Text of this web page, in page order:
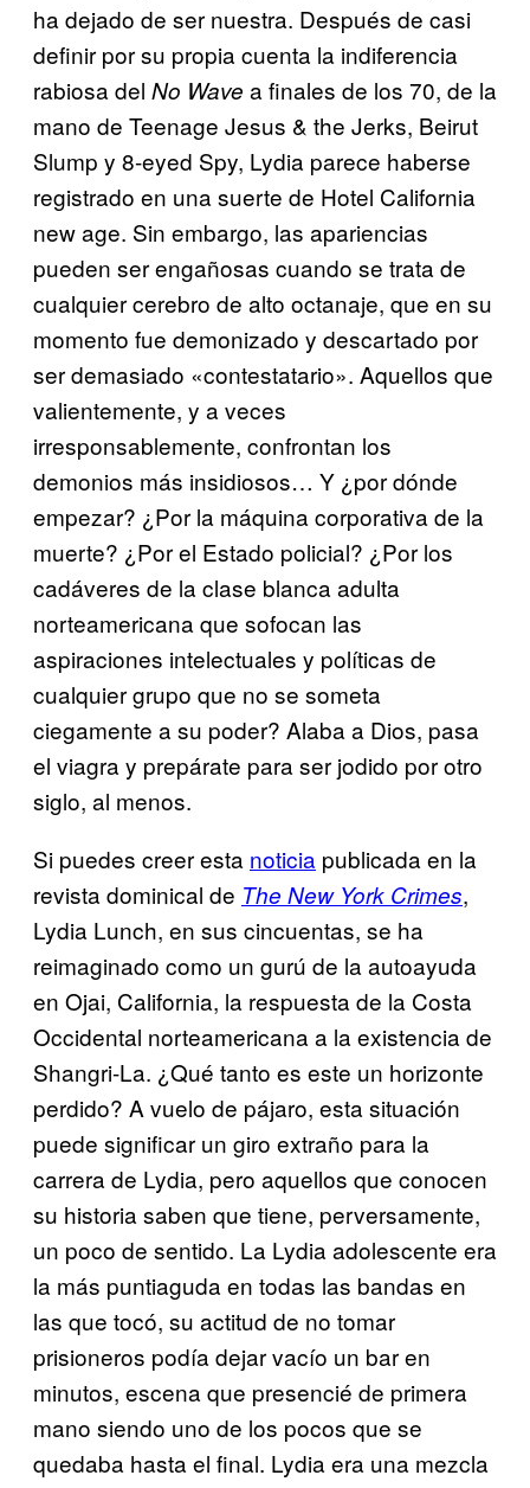
ha dejado de ser nuestra. Después de casi
definir por su propia cuenta la indiferencia
rabiosa del No Wave a finales de los 70, de la
mano de Teenage Jesus & the Jerks, Beirut
Slump y 8-eyed Spy, Lydia parece haberse
registrado en una suerte de Hotel California
new age. Sin embargo, las apariencias
pueden ser engañosas cuando se trata de
cualquier cerebro de alto octanaje, que en su
momento fue demonizado y descartado por
ser demasiado «contestatario». Aquellos que
valientemente, y a veces
irresponsablemente, confrontan los
demonios más insidiosos… Y ¿por dónde
empezar? ¿Por la máquina corporativa de la
muerte? ¿Por el Estado policial? ¿Por los
cadáveres de la clase blanca adulta
norteamericana que sofocan las
aspiraciones intelectuales y políticas de
cualquier grupo que no se someta
ciegamente a su poder? Alaba a Dios, pasa
el viagra y prepárate para ser jodido por otro
siglo, al menos.
Si puedes creer esta noticia publicada en la
revista dominical de The New York Crimes,
Lydia Lunch, en sus cincuentas, se ha
reimaginado como un gurú de la autoayuda
en Ojai, California, la respuesta de la Costa
Occidental norteamericana a la existencia de
Shangri-La. ¿Qué tanto es este un horizonte
perdido? A vuelo de pájaro, esta situación
puede significar un giro extraño para la
carrera de Lydia, pero aquellos que conocen
su historia saben que tiene, perversamente,
un poco de sentido. La Lydia adolescente era
la más puntiaguda en todas las bandas en
las que tocó, su actitud de no tomar
prisioneros podía dejar vacío un bar en
minutos, escena que presencié de primera
mano siendo uno de los pocos que se
quedaba hasta el final. Lydia era una mezcla